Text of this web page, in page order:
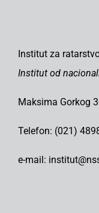
Institut za
Institut od
Maksima Gorkog
Telefon: (021)
e-mail: